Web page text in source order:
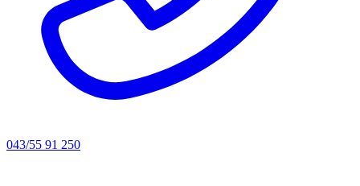
043/55 91 250